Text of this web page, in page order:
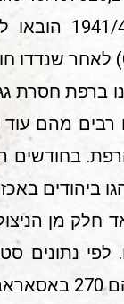
ברפת חסרת גג
רבים מהם
בחודשים
ביהודים
לגטו ברשאד
410